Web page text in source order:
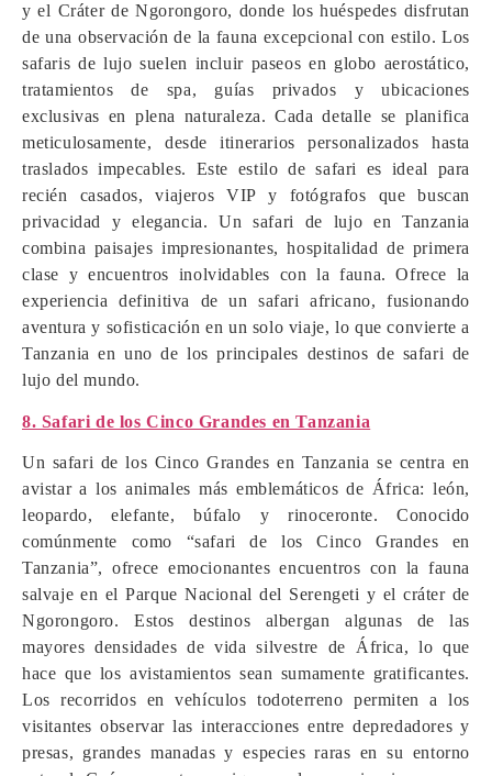
y el Cráter de Ngorongoro, donde los huéspedes disfrutan
de una observación de la fauna excepcional con estilo. Los
safaris de lujo suelen incluir paseos en globo aerostático,
tratamientos de spa, guías privados y ubicaciones
exclusivas en plena naturaleza. Cada detalle se planifica
meticulosamente, desde itinerarios personalizados hasta
traslados impecables. Este estilo de safari es ideal para
recién casados, viajeros VIP y fotógrafos que buscan
privacidad y elegancia. Un safari de lujo en Tanzania
combina paisajes impresionantes, hospitalidad de primera
clase y encuentros inolvidables con la fauna. Ofrece la
experiencia definitiva de un safari africano, fusionando
aventura y sofisticación en un solo viaje, lo que convierte a
Tanzania en uno de los principales destinos de safari de
lujo del mundo.
8. Safari de los Cinco Grandes en Tanzania
Un safari de los Cinco Grandes en Tanzania se centra en
avistar a los animales más emblemáticos de África: león,
leopardo, elefante, búfalo y rinoceronte. Conocido
comúnmente como “safari de los Cinco Grandes en
Tanzania”, ofrece emocionantes encuentros con la fauna
salvaje en el Parque Nacional del Serengeti y el cráter de
Ngorongoro. Estos destinos albergan algunas de las
mayores densidades de vida silvestre de África, lo que
hace que los avistamientos sean sumamente gratificantes.
Los recorridos en vehículos todoterreno permiten a los
visitantes observar las interacciones entre depredadores y
presas, grandes manadas y especies raras en su entorno